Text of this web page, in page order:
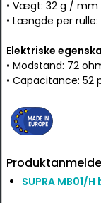
• Vægt: 32 g / mm
• Længde per
Elektriske
• Modstand: 72
• Capacitance: 52
SUPRA